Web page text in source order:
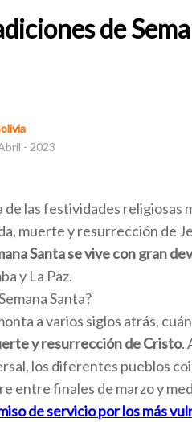
de
- 2023
de las festividades
muerte y resurrección de
Santa se vive con gran
y La Paz.
Santa?
a varios siglos atrás,
y resurrección de Cristo.
los diferentes pueblos
entre finales de marzo y
de servicio por los más